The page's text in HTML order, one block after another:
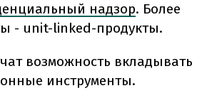
надзор. Более
- unit-linked-продукты.
возможность вкладывать
инструменты.